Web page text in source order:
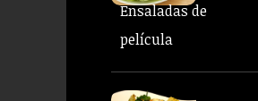
Ensaladas de
película